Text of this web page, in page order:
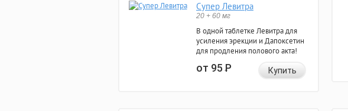
Супер Левитра
20 + 60 мг
В одной таблетке Левитра для
усиления эрекции и Дапоксетин
для продления полового акта!
от 95Р Купить